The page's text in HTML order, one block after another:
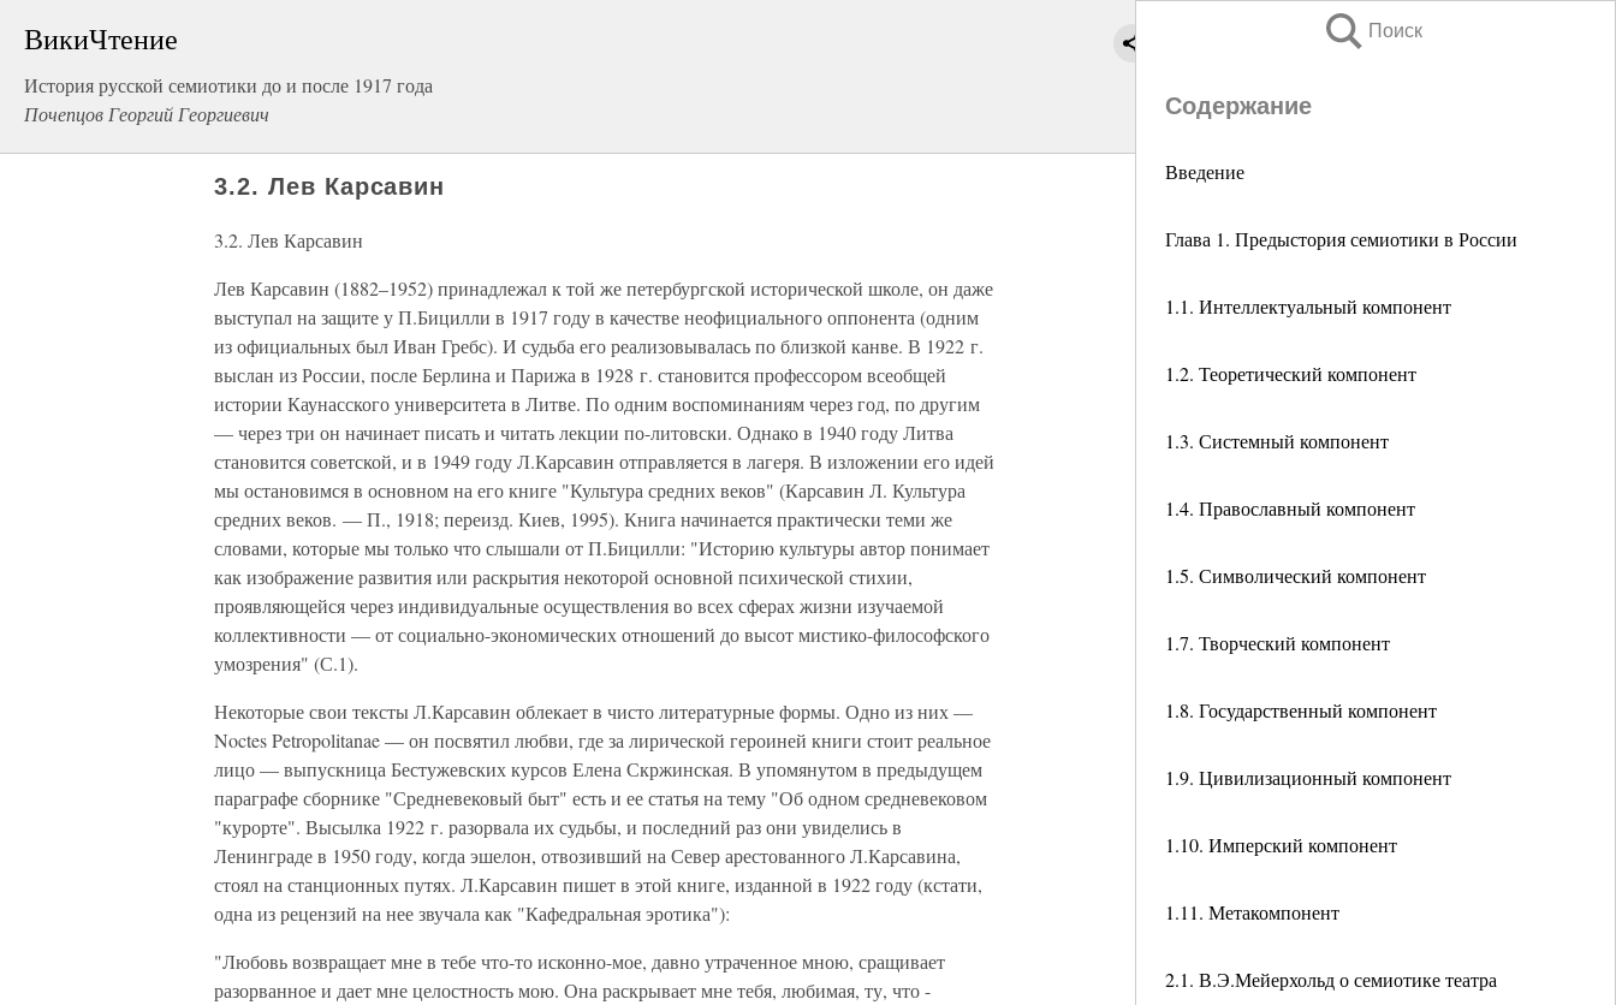
ВикиЧтение
История русской семиотики до и после 1917 года
Почепцов Георгий Георгиевич
Поиск
Содержание
Введение
Глава 1. Предыстория семиотики в России
1.1. Интеллектуальный компонент
1.2. Теоретический компонент
1.3. Системный компонент
1.4. Православный компонент
1.5. Символический компонент
1.7. Творческий компонент
1.8. Государственный компонент
1.9. Цивилизационный компонент
1.10. Имперский компонент
1.11. Метакомпонент
2.1. В.Э.Мейерхольд о семиотике театра
3.2. Лев Карсавин
3.2. Лев Карсавин
Лев Карсавин (1882–1952) принадлежал к той же петербургской исторической школе, он даже
выступал на защите у П.Бицилли в 1917 году в качестве неофициального оппонента (одним
из официальных был Иван Гребс). И судьба его реализовывалась по близкой канве. В 1922 г.
выслан из России, после Берлина и Парижа в 1928 г. становится профессором всеобщей
истории Каунасского университета в Литве. По одним воспоминаниям через год, по другим
— через три он начинает писать и читать лекции по-литовски. Однако в 1940 году Литва
становится советской, и в 1949 году Л.Карсавин отправляется в лагеря. В изложении его идей
мы остановимся в основном на его книге "Культура средних веков" (Карсавин Л. Культура
средних веков. — П., 1918; переизд. Киев, 1995). Книга начинается практически теми же
словами, которые мы только что слышали от П.Бицилли: "Историю культуры автор понимает
как изображение развития или раскрытия некоторой основной психической стихии,
проявляющейся через индивидуальные осуществления во всех сферах жизни изучаемой
коллективности — от социально-экономических отношений до высот мистико-философского
умозрения" (С.1).
Некоторые свои тексты Л.Карсавин облекает в чисто литературные формы. Одно из них —
Noctes Petropolitanae — он посвятил любви, где за лирической героиней книги стоит реальное
лицо — выпускница Бестужевских курсов Елена Скржинская. В упомянутом в предыдущем
параграфе сборнике "Средневековый быт" есть и ее статья на тему "Об одном средневековом
"курорте". Высылка 1922 г. разорвала их судьбы, и последний раз они увиделись в
Ленинграде в 1950 году, когда эшелон, отвозивший на Север арестованного Л.Карсавина,
стоял на станционных путях. Л.Карсавин пишет в этой книге, изданной в 1922 году (кстати,
одна из рецензий на нее звучала как "Кафедральная эротика"):
"Любовь возвращает мне в тебе что-то исконно-мое, давно утраченное мною, сращивает
разорванное и дает мне целостность мою. Она раскрывает мне тебя, любимая, ту, что -